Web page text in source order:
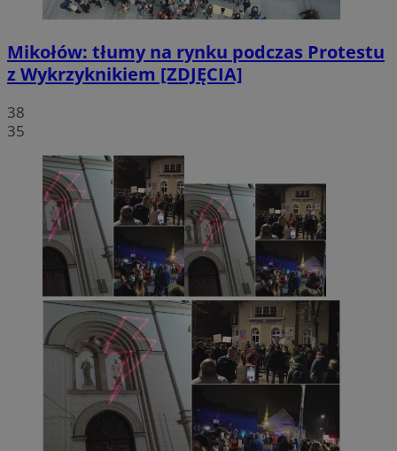
Mikołów: tłumy na rynku podczas Protestu
z Wykrzyknikiem [ZDJĘCIA]
38
35